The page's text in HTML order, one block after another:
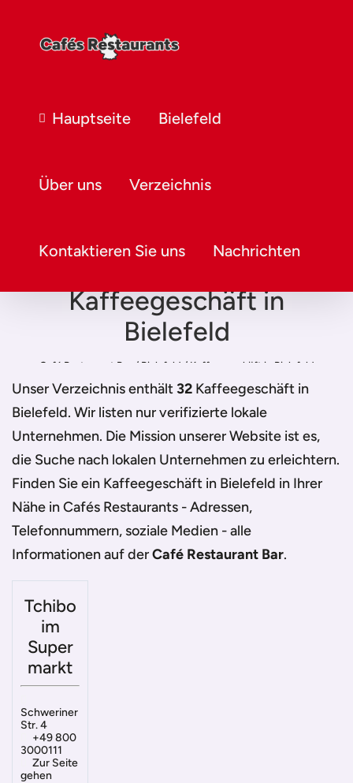
Hauptseite Bielefeld
Über uns Verzeichnis
Kontaktieren Sie uns Nachrichten
Kaffeegeschäft in
Bielefeld
Café Restaurant Bar / Bielefeld / Kaffeegeschäft in Bielefeld
Unser Verzeichnis enthält32 Kaffeegeschäft in
Bielefeld. Wir listen nur verifizierte lokale
Unternehmen. Die Mission unserer Website ist es,
die Suche nach lokalen Unternehmen zu erleichtern.
Finden Sie ein Kaffeegeschäft in Bielefeld in Ihrer
Nähe in Cafés Restaurants - Adressen,
Telefonnummern, soziale Medien - alle
Informationen auf derCafé Restaurant Bar.
Tchibo
im
Super
markt
Schweriner
Str. 4
+49 800
3000111
Zur Seite
gehen